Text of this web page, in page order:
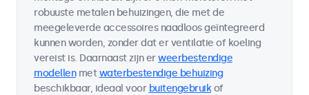
robuuste metalen behuizingen, die met de
meegeleverde accessoires naadloos geïntegreerd
kunnen worden, zonder dat er ventilatie of koeling
vereist is. Daarnaast zijn erweerbestendige
modellenmetwaterbestendige behuizing
beschikbaar, ideaal voor buitengebruikof